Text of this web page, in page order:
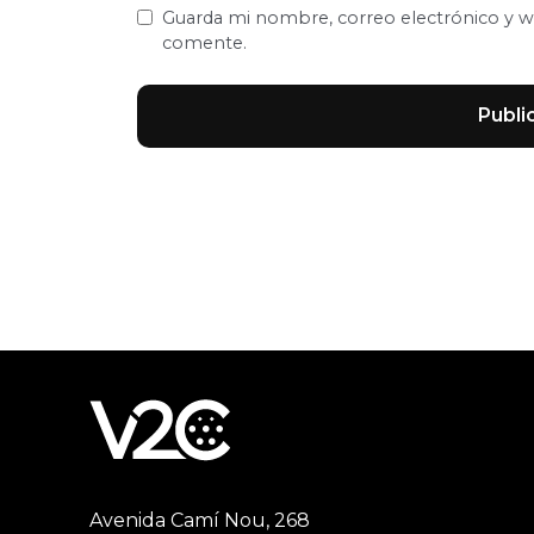
Guarda mi nombre, correo electrónico y
comente.
Avenida Camí Nou, 268